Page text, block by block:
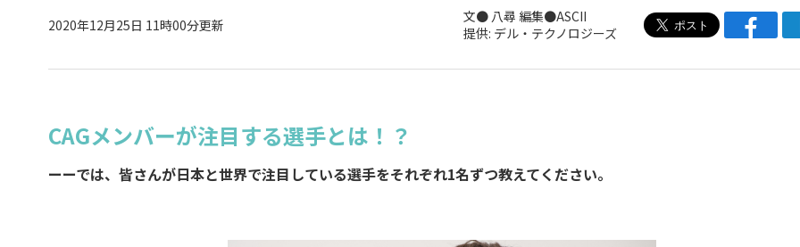
2020年12月25日 11時00分更新
文● 八尋 編集●ASCII
提供: デル・テクノロジーズ
CAGメンバーが注目する選手とは！？
ーーでは、皆さんが日本と世界で注目している選手をそれぞれ1名ずつ教えてください。